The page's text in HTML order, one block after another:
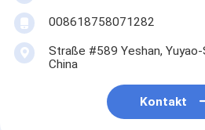
008618758071282
Straße #589 Yeshan,
China
Kontakt